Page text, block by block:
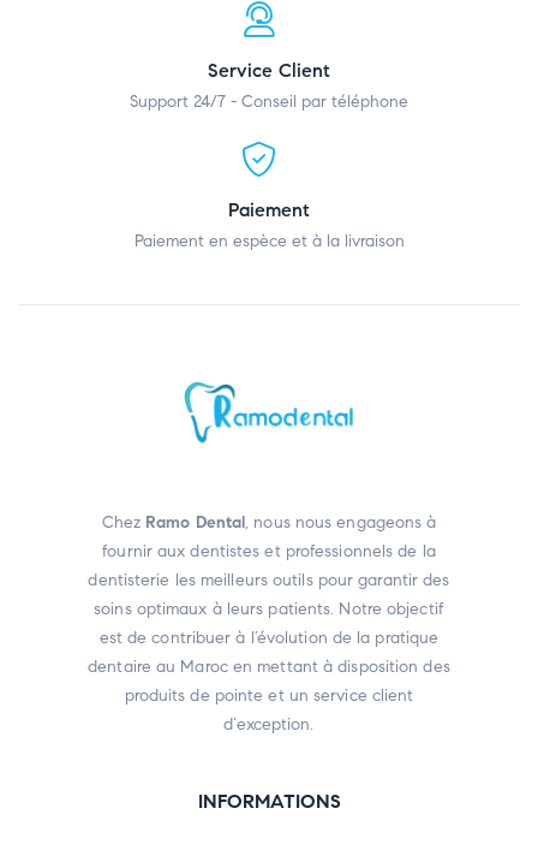
Service Client
Support 24/7 - Conseil par téléphone
Paiement
Paiement en espèce et à la livraison
Chez Ramo Dental, nous nous engageons à
fournir aux dentistes et professionnels de la
dentisterie les meilleurs outils pour garantir des
soins optimaux à leurs patients. Notre objectif
est de contribuer à l’évolution de la pratique
dentaire au Maroc en mettant à disposition des
produits de pointe et un service client
d’exception.
INFORMATIONS